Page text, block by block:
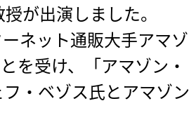
が出演しました。
ネット通販大手アマゾ
を受け、「アマゾン・
・ベゾス氏とアマゾン